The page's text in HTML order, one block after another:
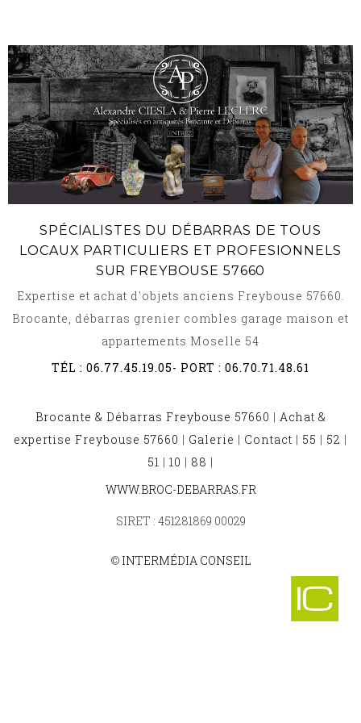
SPÉCIALISTES DU DÉBARRAS DE TOUS
LOCAUX PARTICULIERS ET PROFESIONNELS
SUR FREYBOUSE 57660
Expertise et achat d'objets anciens Freybouse 57660.
Brocante, débarras grenier combles garage maison et
appartements Moselle 54
TÉL : 06.77.45.19.05- PORT : 06.70.71.48.61
Brocante & Débarras Freybouse 57660 | Achat &
expertise Freybouse 57660 | Galerie | Contact | 55 | 52 |
51 | 10 | 88 |
BROCANTE ET DÉBARRAS PELTRE 57245-
BROCANTE ET DÉBARRAS LAUMESFELD 57480
BROCANTE ET DÉBARRAS BOURSCHEID 57370
WWW.BROC-DEBARRAS.FR
SIRET : 451281869 00029
© INTERMÉDIA CONSEIL